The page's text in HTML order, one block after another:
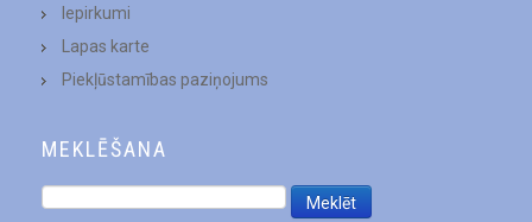
Iepirkumi
Lapas karte
Piekļūstamības paziņojums
MEKLĒŠANA